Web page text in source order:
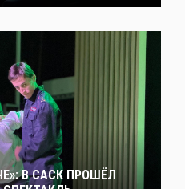
В САСК ПРОШЁЛ